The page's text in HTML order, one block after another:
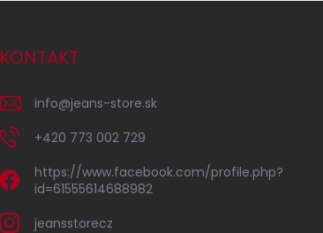
KONTAKT
info@jeans-store.sk
+420 773 002 729
https://www.facebook.com/profile.php?
id=61555614688982
jeansstorecz